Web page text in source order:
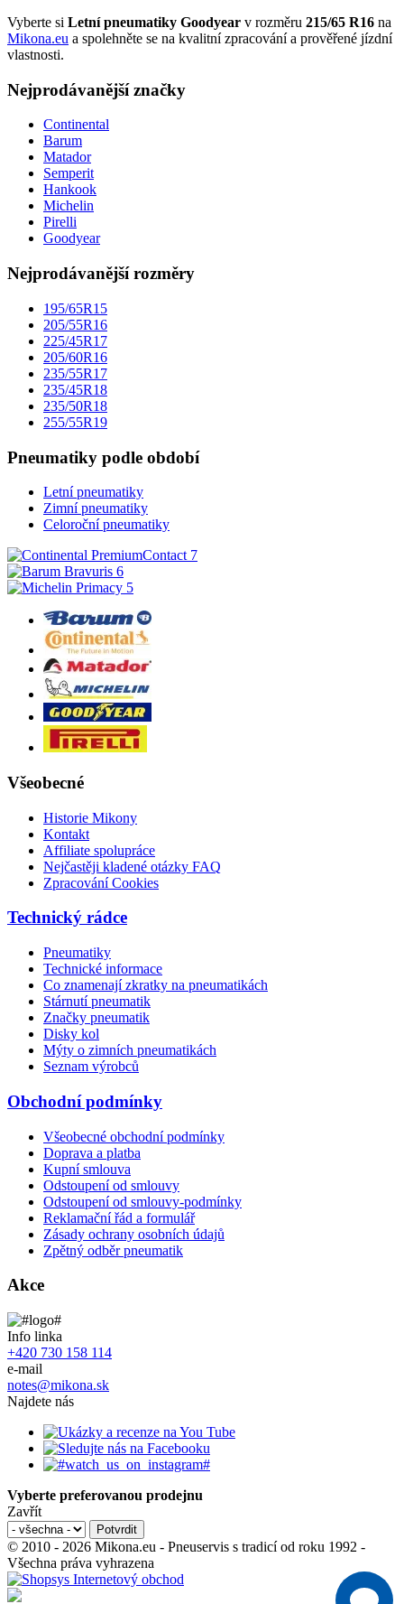
Vyberte si Letní pneumatiky Goodyear v rozměru 215/65 R16 na
Mikona.eu a spolehněte se na kvalitní zpracování a prověřené jízdní
vlastnosti.
Nejprodávanější značky
Continental
Barum
Matador
Semperit
Hankook
Michelin
Pirelli
Goodyear
Nejprodávanější rozměry
195/65R15
205/55R16
225/45R17
205/60R16
235/55R17
235/45R18
235/50R18
255/55R19
Pneumatiky podle období
Letní pneumatiky
Zimní pneumatiky
Celoroční pneumatiky
Všeobecné
Historie Mikony
Kontakt
Affiliate spolupráce
Nejčastěji kladené otázky FAQ
Zpracování Cookies
Technický rádce
Pneumatiky
Technické informace
Co znamenají zkratky na pneumatikách
Stárnutí pneumatik
Značky pneumatik
Disky kol
Mýty o zimních pneumatikách
Seznam výrobců
Obchodní podmínky
Všeobecné obchodní podmínky
Doprava a platba
Kupní smlouva
Odstoupení od smlouvy
Odstoupení od smlouvy-podmínky
Reklamační řád a formulář
Zásady ochrany osobních údajů
Zpětný odběr pneumatik
Akce
Info linka
+420 730 158 114
e-mail
notes@mikona.sk
Najdete nás
Vyberte preferovanou prodejnu
Zavřít
© 2010 - 2026 Mikona.eu - Pneuservis s tradicí od roku 1992 -
Všechna práva vyhrazena